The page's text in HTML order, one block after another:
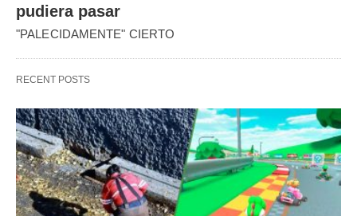
pudiera pasar
"PALECIDAMENTE" CIERTO
RECENT POSTS